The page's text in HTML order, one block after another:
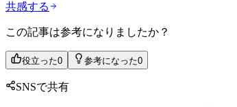
共感する
この記事は参考になりましたか？
役立った0 参考になった0
SNSで共有